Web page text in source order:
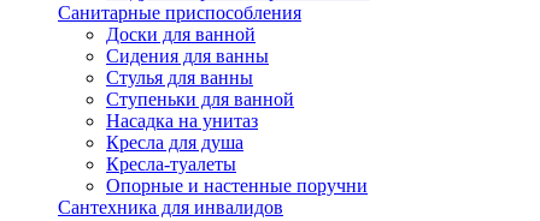
Санитарные приспособления
Доски для ванной
Сидения для ванны
Стулья для ванны
Ступеньки для ванной
Насадка на унитаз
Кресла для душа
Кресла-туалеты
Опорные и настенные поручни
Сантехника для инвалидов